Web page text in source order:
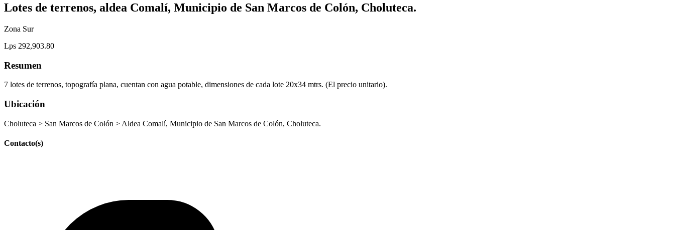
Lotes de terrenos, aldea Comalí, Municipio de San Marcos de Colón, Choluteca.
Zona Sur
Lps 292,903.80
Resumen
7 lotes de terrenos, topografía plana, cuentan con agua potable, dimensiones de cada lote 20x34 mtrs. (El precio unitario).
Ubicación
Choluteca > San Marcos de Colón > Aldea Comalí, Municipio de San Marcos de Colón, Choluteca.
Contacto(s)